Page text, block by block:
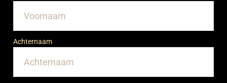
Achternaam